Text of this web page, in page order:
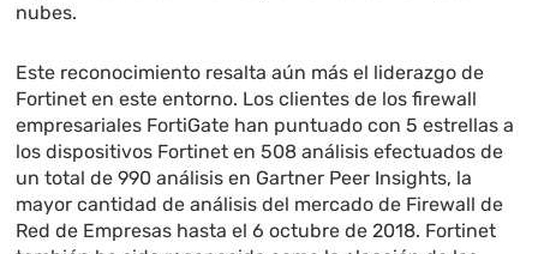
nubes.
Este reconocimiento resalta aún más el liderazgo de
Fortinet en este entorno. Los clientes de los firewall
empresariales FortiGate han puntuado con 5 estrellas a
los dispositivos Fortinet en 508 análisis efectuados de
un total de 990 análisis en Gartner Peer Insights, la
mayor cantidad de análisis del mercado de Firewall de
Red de Empresas hasta el 6 octubre de 2018. Fortinet